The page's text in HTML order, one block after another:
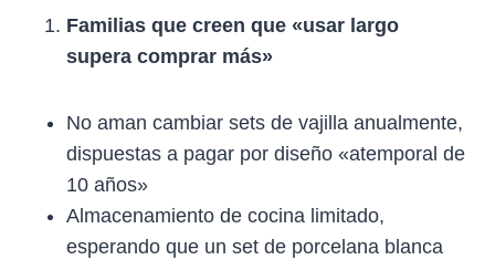
Familias que creen que «usar largo
supera comprar más»
No aman cambiar sets de vajilla anualmente,
dispuestas a pagar por diseño «atemporal de
10 años»
Almacenamiento de cocina limitado,
esperando que un set de porcelana blanca